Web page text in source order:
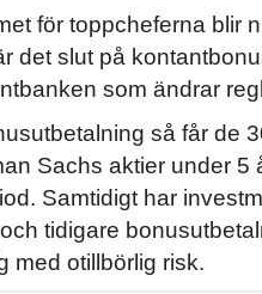
för toppcheferna blir
det slut på
som ändrar
så får de
Sachs aktier under 5
Samtidigt har
tidigare
med otillbörlig risk.